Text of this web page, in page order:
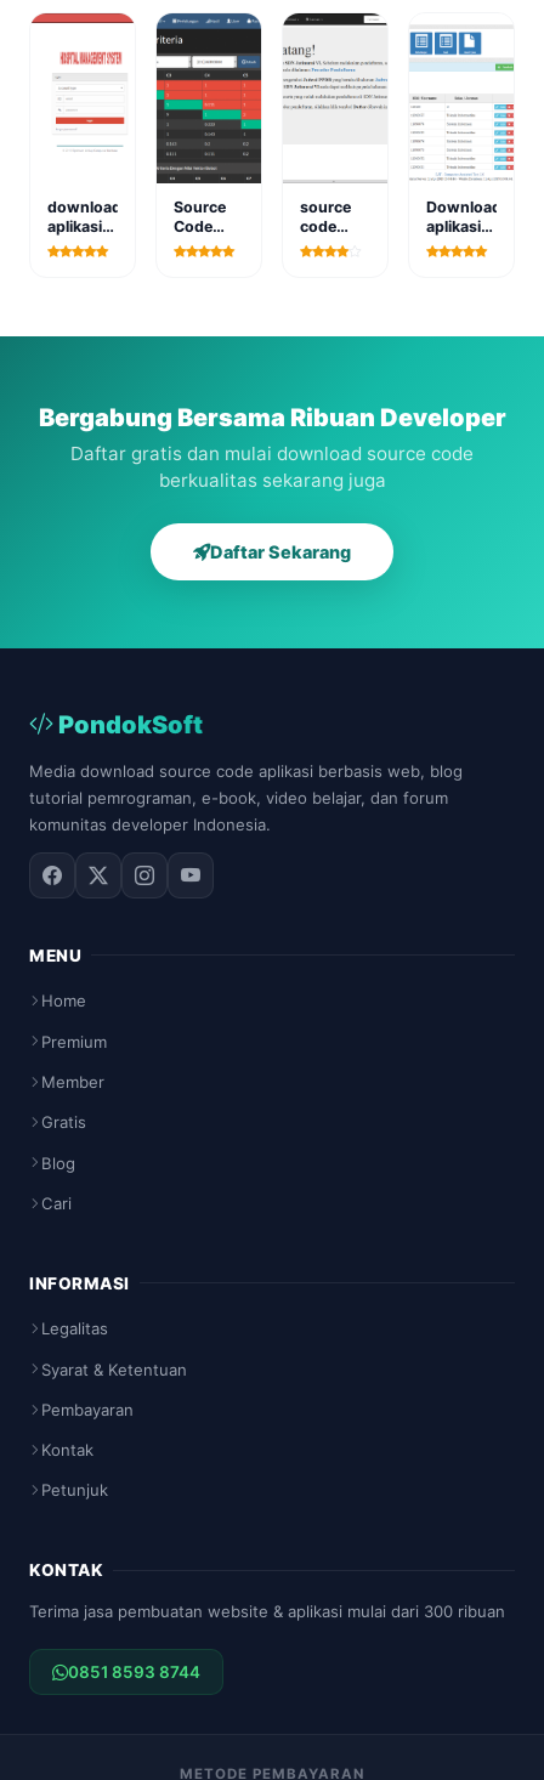
Siswa
Web
SIMPEG
VERSI 4
PREMIUM
berbasis
Web
download
aplikasi
hospital
Source
Code
SPK
source
code
ppdb
Download
aplikasi
ujian
Bergabung Bersama Ribuan Developer
Daftar gratis dan mulai download source code
berkualitas sekarang juga
Daftar Sekarang
PondokSoft
Media download source code aplikasi berbasis web, blog
tutorial pemrograman, e-book, video belajar, dan forum
komunitas developer Indonesia.
MENU
Home
Premium
Member
Gratis
Blog
Cari
INFORMASI
Legalitas
Syarat & Ketentuan
Pembayaran
Kontak
Petunjuk
KONTAK
Terima jasa pembuatan website & aplikasi mulai dari 300 ribuan
0851 8593 8744
METODE PEMBAYARAN